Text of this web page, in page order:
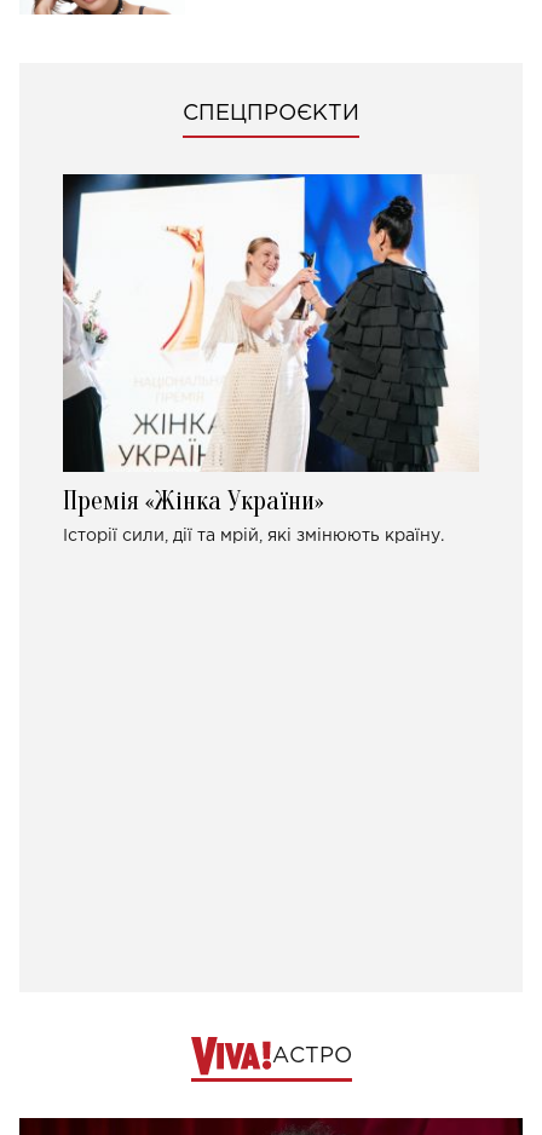
СПЕЦПРОЄКТИ
Премія «Жінка України»
Історії сили, дії та мрій, які змінюють країну.
АСТРО